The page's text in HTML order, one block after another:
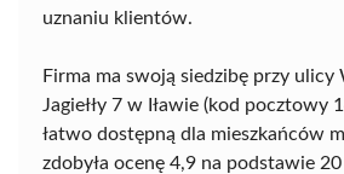
uznaniu klientów.
Firma ma swoją siedzibę przy ulicy
Jagiełły 7 w Iławie (kod pocztowy
łatwo dostępną dla mieszkańców
zdobyła ocenę 4,9 na podstawie